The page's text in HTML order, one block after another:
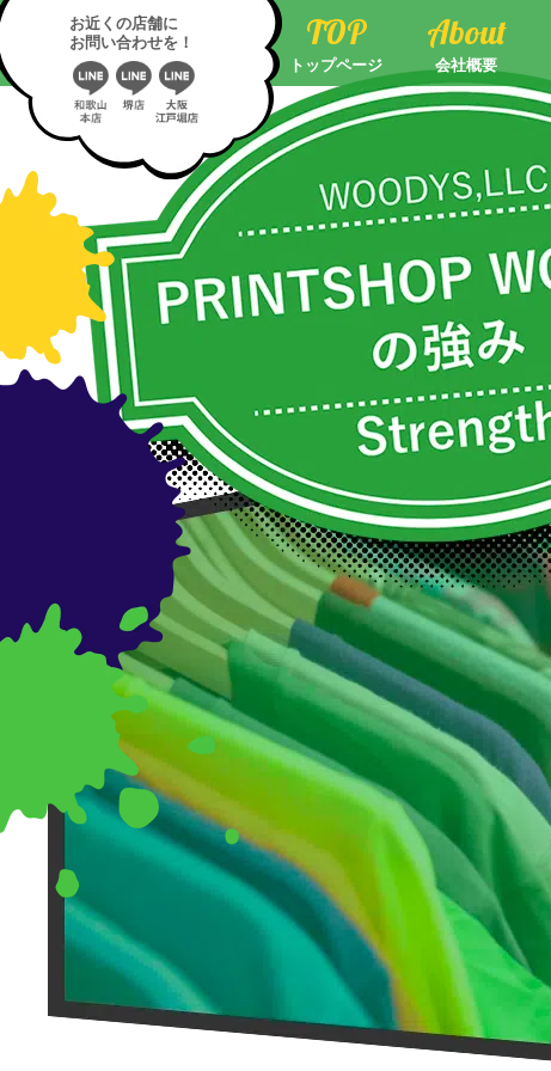
TOP
トップページ
About
会社概要
お近くの店舗に
お問い合わせを！
strength-sp01-b